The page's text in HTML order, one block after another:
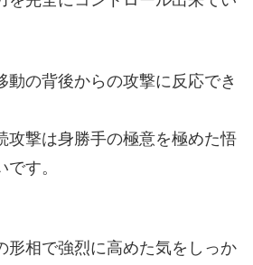
動の背後からの攻撃に反応でき
攻撃は身勝手の極意を極めた悟
す。
形相で強烈に高めた気をしっか